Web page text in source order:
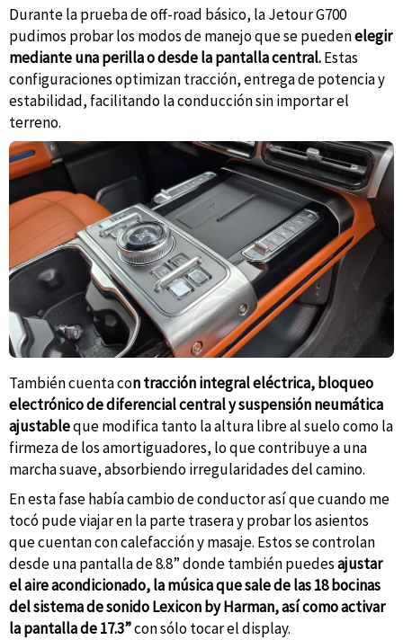
Durante la prueba de off-road básico, la Jetour G700
pudimos probar los modos de manejo que se puedenelegir
mediante una perilla o desde la pantalla central.Estas
configuraciones optimizan tracción, entrega de potencia y
estabilidad, facilitando la conducción sin importar el
terreno.
También cuenta con tracción integral eléctrica, bloqueo
electrónico de diferencial central y suspensión neumática
ajustableque modifica tanto la altura libre al suelo como la
firmeza de los amortiguadores, lo que contribuye a una
marcha suave, absorbiendo irregularidades del camino.
En esta fase había cambio de conductor así que cuando me
tocó pude viajar en la parte trasera y probar los asientos
que cuentan con calefacción y masaje. Estos se controlan
desde una pantalla de 8.8” donde también puedesajustar
el aire acondicionado, la música que sale de las 18 bocinas
del sistema de sonido Lexicon by Harman, así como activar
la pantalla de 17.3”con sólo tocar el display.